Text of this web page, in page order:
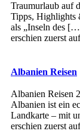
Traumurlaub auf
Tipps, Highlights
als „Inseln des
erschien zuerst
Albanien Reisen
Albanien Reisen
Albanien ist ein
Landkarte – mit
erschien zuerst